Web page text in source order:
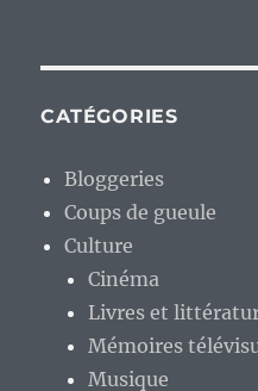
CATÉGORIES
Bloggeries
Coups de gueule
Culture
Cinéma
Livres et
Mémoires
Musique